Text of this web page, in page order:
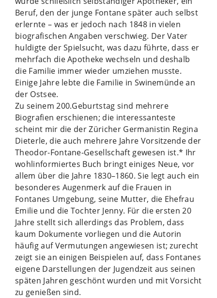
Beruf, den der junge Fontane später auch selbst
erlernte – was er jedoch nach 1848 in vielen
biografischen Angaben verschwieg. Der Vater
huldigte der Spielsucht, was dazu führte, dass er
mehrfach die Apotheke wechseln und deshalb
die Familie immer wieder umziehen musste.
Einige Jahre lebte die Familie in Swinemünde an
der Ostsee.
Zu seinem 200.Geburtstag sind mehrere
Biografien erschienen; die interessanteste
scheint mir die der Züricher Germanistin Regina
Dieterle, die auch mehrere Jahre Vorsitzende der
Theodor-Fontane-Gesellschaft gewesen ist.* Ihr
wohlinformiertes Buch bringt einiges Neue, vor
allem über die Jahre 1830–1860. Sie legt auch ein
besonderes Augenmerk auf die Frauen in
Fontanes Umgebung, seine Mutter, die Ehefrau
Emilie und die Tochter Jenny. Für die ersten 20
Jahre stellt sich allerdings das Problem, dass
kaum Dokumente vorliegen und die Autorin
häufig auf Vermutungen angewiesen ist; zurecht
zeigt sie an einigen Beispielen auf, dass Fontanes
eigene Darstellungen der Jugendzeit aus seinen
späten Jahren geschönt wurden und mit Vorsicht
zu genießen sind.